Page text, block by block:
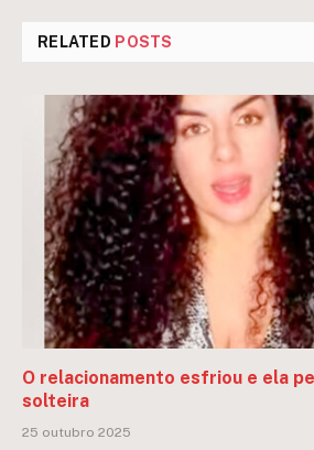
RELATED POSTS
O relacionamento esfriou e ela
solteira
25 outubro 2025